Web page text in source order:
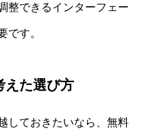
整できるインターフェー
です。
えた選び方
しておきたいなら、無料